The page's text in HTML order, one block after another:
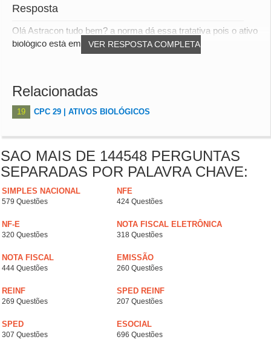
Resposta
VER RESPOSTA COMPLETA
Olá Astracon tudo bem? a norma dá essa tratativa pois o ativo
biológico está em "construção", ou sej...
Relacionadas
19 CPC 29 | ATIVOS BIOLÓGICOS
SAO MAIS DE 144548 PERGUNTAS
SEPARADAS POR PALAVRA CHAVE:
SIMPLES NACIONAL
579 Questões
NFE
424 Questões
NF-E
320 Questões
NOTA FISCAL ELETRÔNICA
318 Questões
NOTA FISCAL
444 Questões
EMISSÃO
260 Questões
REINF
269 Questões
SPED REINF
207 Questões
SPED
307 Questões
ESOCIAL
696 Questões